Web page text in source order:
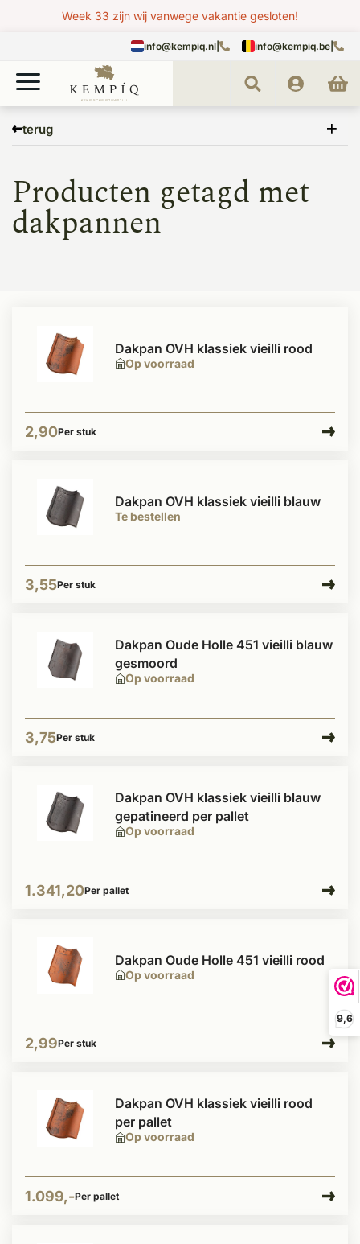
9,6
Week 33 zijn wij vanwege vakantie gesloten!
info@kempiq.nl info@kempiq.be
terug
dakpannen
Producten getagd met
dakpannen
Op voorraad
Dakpan OVH klassiek vieilli rood
2,90Per stuk
Te bestellen
Dakpan OVH klassiek vieilli blauw
3,55Per stuk
Op voorraad
Dakpan Oude Holle 451 vieilli blauw
gesmoord
3,75Per stuk
Op voorraad
Dakpan OVH klassiek vieilli blauw
gepatineerd per pallet
1.341,20Per pallet
Op voorraad
Dakpan Oude Holle 451 vieilli rood
2,99Per stuk
Op voorraad
Dakpan OVH klassiek vieilli rood
per pallet
1.099,-Per pallet